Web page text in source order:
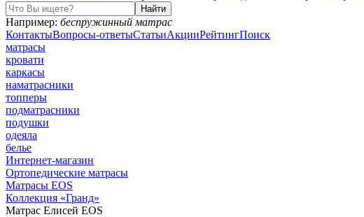
Например: беспружинный матрас
КонтактыВопросы-ответыСтатьиАкцииРейтингПоиск
матрасы
кровати
каркасы
наматрасники
топперы
подматрасники
подушки
одеяла
белье
Интернет-магазин
Ортопедические матрасы
Матрасы EOS
Коллекция «Гранд»
Матрас Елисей EOS